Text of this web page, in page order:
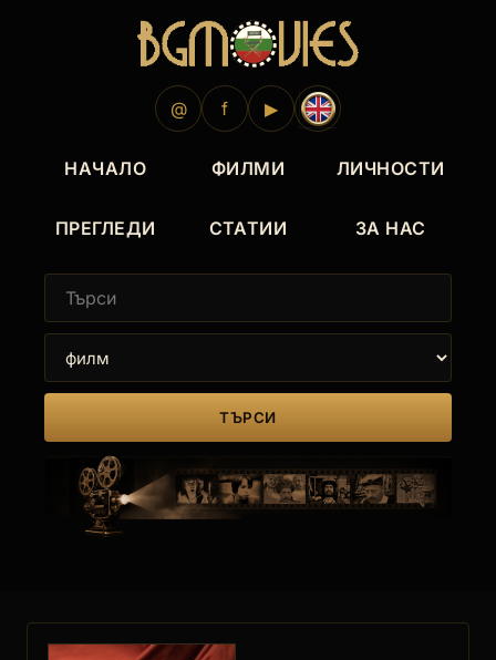
@ f ▶
НАЧАЛО ФИЛМИ ЛИЧНОСТИ
ПРЕГЛЕДИ СТАТИИ ЗА НАС
ТЪРСИ